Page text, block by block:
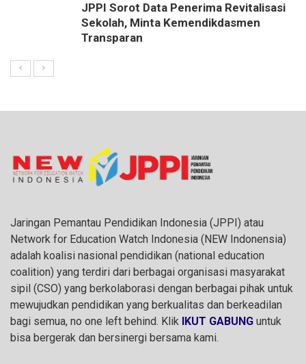
JPPI Sorot Data Penerima Revitalisasi
Sekolah, Minta Kemendikdasmen
Transparan
Jaringan Pemantau Pendidikan Indonesia (JPPI) atau
Network for Education Watch Indonesia (NEW Indonensia)
adalah koalisi nasional pendidikan (national education
coalition) yang terdiri dari berbagai organisasi masyarakat
sipil (CSO) yang berkolaborasi dengan berbagai pihak untuk
mewujudkan pendidikan yang berkualitas dan berkeadilan
bagi semua, no one left behind. Klik IKUT GABUNG untuk
bisa bergerak dan bersinergi bersama kami.